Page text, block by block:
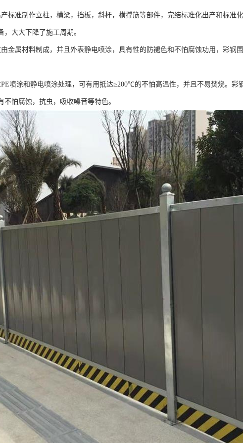
标准制作立柱，横梁，挡板，斜杆，横撑筋等部件，完结标准化出产和标准化
大大下降了施工周期。
金属材料制成，并且外表静电喷涂，具有性的防褪色和不怕腐蚀功用，彩钢
喷涂和静电喷涂处理，可有用抵达≥200℃的不怕高温性，并且不易焚烧。彩
怕腐蚀，抗虫，吸收噪音等特色。